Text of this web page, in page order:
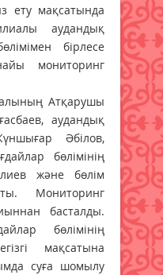
ету мақсатында
аудандық
бірлесе
мониторинг
Атқарушы
аудандық
Әбілов,
бөлімінің
және бөлім
Мониторинг
басталды.
бөлімінің
мақсатына
суға шомылу